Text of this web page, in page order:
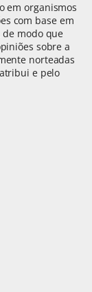
em organismos
com base em
modo que
sobre a
norteadas
e pelo